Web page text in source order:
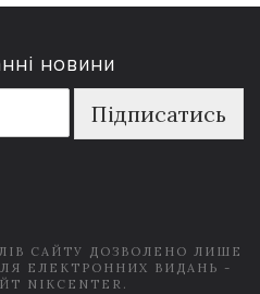
новини
Підписатись
САЙТУ ДОЗВОЛЕНО ЛИШЕ
ЕЛЕКТРОННИХ ВИДАНЬ -
NIKCENTER.